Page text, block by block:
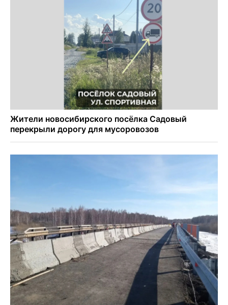
Новосибирцы лучше всех пишут контрольные по биологии
Нейросеть для диагностики депрессии в крови создали в